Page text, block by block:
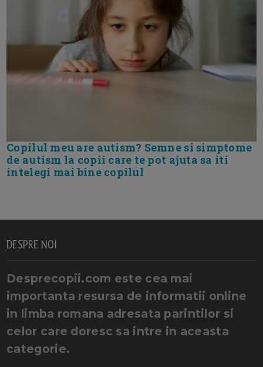
Copilul meu are autism? Semne si simptome
de autism la copii care te pot ajuta sa iti
intelegi mai bine copilul
DESPRE NOI
Desprecopii.com este cea mai
importanta resursa de informatii online
in limba romana adresata parintilor si
celor care doresc sa intre in aceasta
categorie.